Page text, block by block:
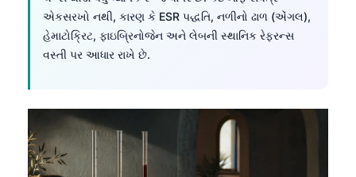
એકસરખો નથી, કારણ કે ESR પદ્ધતિ, નળીનો ઢાળ (એંગલ),
હેમાટોક્રિટ, ફાઇબ્રિનોજેન અને લેબની સ્થાનિક રેફરન્સ
વસ્તી પર આધાર રાખે છે.